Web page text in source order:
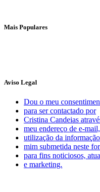
Mais Populares
Aviso Legal
Dou o meu
para ser contactado por
Cristina Candeias
meu endereço de e-
utilização da
mim submetida neste
para fins noticiosos,
e marketing.